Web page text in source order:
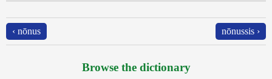
‹ nōnus nōnussis ›
Browse the dictionary